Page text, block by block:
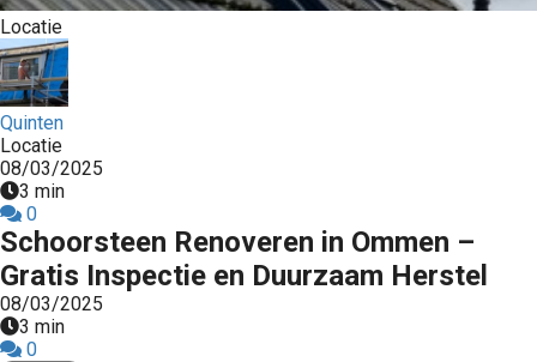
Locatie
Quinten
Locatie
08/03/2025
3 min
0
Schoorsteen Renoveren in Ommen –
Gratis Inspectie en Duurzaam Herstel
08/03/2025
3 min
0